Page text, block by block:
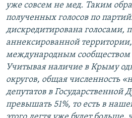
уже совсем не мед. Таким
полученных голосов по
дискредитирована голосами,
аннексированной
международным
Учитывая наличие в Крыму
округов, общая численность
депутатов в Государственной
превышать 51%, то есть в